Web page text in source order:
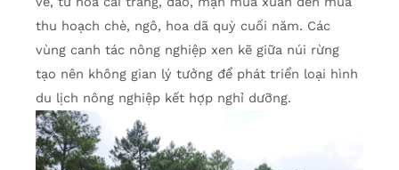
thu hoạch chè, ngô, hoa dã quỳ cuối năm. Các
vùng canh tác nông nghiệp xen kẽ giữa núi rừng
tạo nên không gian lý tưởng để phát triển loại hình
du lịch nông nghiệp kết hợp nghỉ dưỡng.